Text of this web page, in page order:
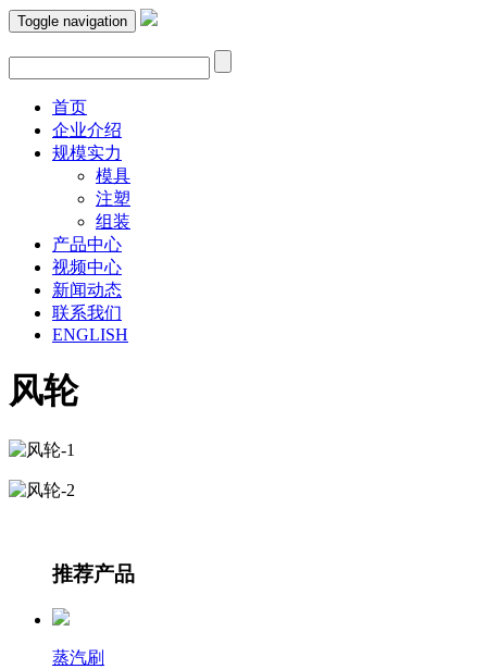
Toggle navigation
首页
企业介绍
规模实力
模具
注塑
组装
产品中心
视频中心
新闻动态
联系我们
ENGLISH
风轮
推荐产品
蒸汽刷